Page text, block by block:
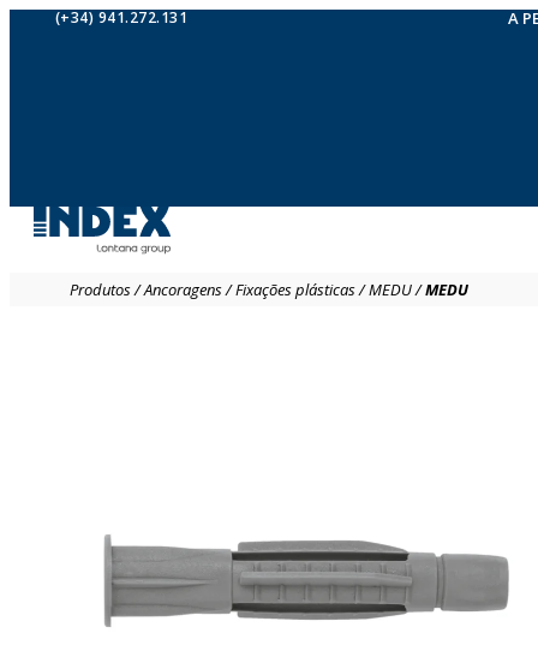
(+34) 941.272.131 A
Produtos/Ancoragens/Fixações plásticas/MEDU/MEDU